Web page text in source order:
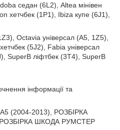
седан (6L2), Altea мінівен
хетчбек (1P1), Ibiza купе (6J1),
Octavia універсал (A5, 1Z5),
(5J2), Fabia універсал
SuperB ліфтбек (3T4), SuperB
інформації та
(2004-2013), РОЗБІРКА
ШКОДА РУМСТЕР